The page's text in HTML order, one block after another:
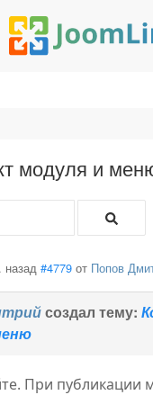
модуля и
назад #4779 от Попов
создал тему:
При публикации